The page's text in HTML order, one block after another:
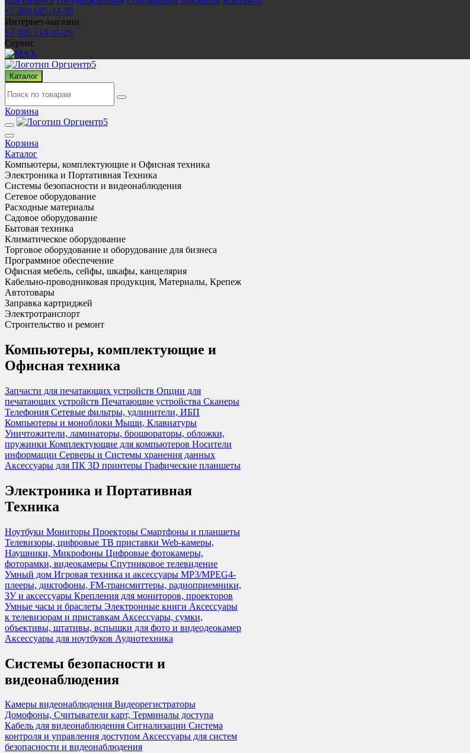
+7 499 685-44-30
Интернет-магазин
+7 495 514-31-26
Сервис
Каталог
Корзина
Корзина
Каталог
Компьютеры, комплектующие и Офисная техника
Электроника и Портативная Техника
Системы безопасности и видеонаблюдения
Сетевое оборудование
Расходные материалы
Садовое оборудование
Бытовая техника
Климатическое оборудование
Торговое оборудование и оборудование для бизнеса
Программное обеспечение
Офисная мебель, сейфы, шкафы, канцелярия
Кабельно-проводниковая продукция, Материалы, Крепеж
Автотовары
Заправка картриджей
Электротранспорт
Строительство и ремонт
Компьютеры, комплектующие и
Офисная техника
Запчасти для печатающих устройств Опции для
печатающих устройств Печатающие устройства Сканеры
Телефония Сетевые фильтры, удлинители, ИБП
Компьютеры и моноблоки Мыши, Клавиатуры
Уничтожители, ламинаторы, брошюраторы, обложки,
пружинки Комплектующие для компьютеров Носители
информации Серверы и Системы хранения данных
Аксессуары для ПК 3D принтеры Графические планшеты
Электроника и Портативная
Техника
Ноутбуки Мониторы Проекторы Смартфоны и планшеты
Телевизоры, цифровые ТВ приставки Web-камеры,
Наушники, Микрофоны Цифровые фотокамеры,
фоторамки, видеокамеры Спутниковое телевидение
Умный дом Игровая техника и аксессуары MP3/MPEG4-
плееры, диктофоны, FM-трансмиттеры, радиоприемники,
ЗУ и аксессуары Крепления для мониторов, проекторов
Умные часы и браслеты Электронные книги Аксессуары
к телевизорам и приставкам Аксессуары, сумки,
объективы, штативы, вспышки для фото и видеодеокамер
Аксессуары для ноутбуков Аудиотехника
Системы безопасности и
видеонаблюдения
Камеры видеонаблюдения Видеорегистраторы
Домофоны, Считыватели карт, Терминалы доступа
Кабель для видеонаблюдения Сигнализации Система
контроля и управления доступом Аксессуары для систем
безопасности и видеонаблюдения